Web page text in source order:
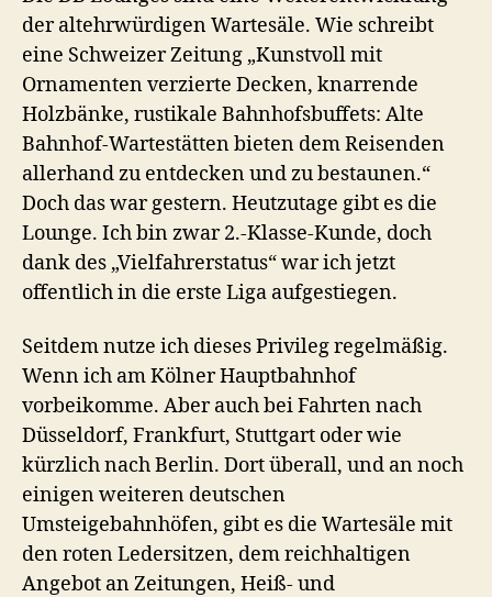
der altehrwürdigen Wartesäle. Wie schreibt
eine Schweizer Zeitung „Kunstvoll mit
Ornamenten verzierte Decken, knarrende
Holzbänke, rustikale Bahnhofsbuffets: Alte
Bahnhof-Wartestätten bieten dem Reisenden
allerhand zu entdecken und zu bestaunen.“
Doch das war gestern. Heutzutage gibt es die
Lounge. Ich bin zwar 2.-Klasse-Kunde, doch
dank des „Vielfahrerstatus“ war ich jetzt
offentlich in die erste Liga aufgestiegen.
Seitdem nutze ich dieses Privileg regelmäßig.
Wenn ich am Kölner Hauptbahnhof
vorbeikomme. Aber auch bei Fahrten nach
Düsseldorf, Frankfurt, Stuttgart oder wie
kürzlich nach Berlin. Dort überall, und an noch
einigen weiteren deutschen
Umsteigebahnhöfen, gibt es die Wartesäle mit
den roten Ledersitzen, dem reichhaltigen
Angebot an Zeitungen, Heiß- und